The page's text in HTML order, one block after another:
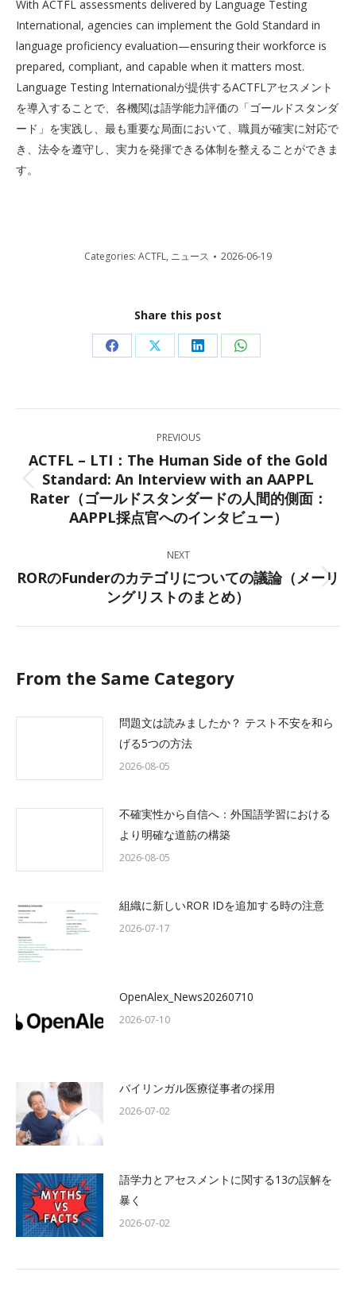
With ACTFL assessments delivered by Language Testing
International, agencies can implement the Gold Standard in
language proficiency evaluation—ensuring their workforce is
prepared, compliant, and capable when it matters most.
Language Testing Internationalが提供するACTFLアセスメント
を導入することで、各機関は語学能力評価の「ゴールドスタンダ
ード」を実践し、最も重要な局面において、職員が確実に対応で
き、法令を遵守し、実力を発揮できる体制を整えることができま
す。
Categories: ACTFL, ニュース 2026-06-19
Share this post
Share
Facebook
Share
X
Share
LinkedIn
Share
WhatsApp
navigation
PREVIOUS
Previous
post:
ACTFL – LTI：The Human Side of the Gold
Standard: An Interview with an AAPPL
Rater（ゴールドスタンダードの人間的側面：
AAPPL採点官へのインタビュー）
NEXT
Next
post:
RORのFunderのカテゴリについての議論（メーリ
ングリストのまとめ）
From the Same Category
問題文は読みましたか？ テスト不安を和ら
げる5つの方法
2026-08-05
不確実性から自信へ：外国語学習における
より明確な道筋の構築
2026-08-05
組織に新しいROR IDを追加する時の注意
2026-07-17
OpenAlex_News20260710
2026-07-10
バイリンガル医療従事者の採用
2026-07-02
語学力とアセスメントに関する13の誤解を
暴く
2026-07-02